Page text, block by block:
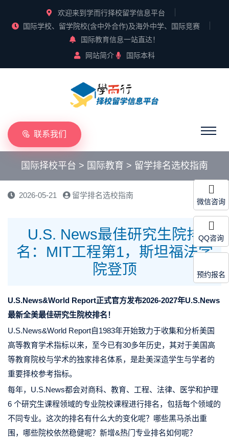
欢迎来到学而行择校留学信息平台
国际学校、留学院校(含中外合作)及海外中学、国际竞赛
国际教育信息一站直达！
网站简介
国际本科
联系我们
国际择校平台 > 国际教育 > 留学排名选校指南
2026-05-21 留学排名选校指南
U.S. News最佳研究生院排
名：MIT工程第1，斯坦福法学
院登顶
U.S.News&World Report正式官方发布2026-2027年U.S.News
最新全美最佳研究生院校排名！
U.S.News&World Report自1983年开始致力于收集和分析美国
高等教育学术指标以来，至今已有30多年历史，其对于美国高
等教育院校与学术的独家排名体系，是赴美深造学生与学者的
重要择校参考指标。
每年，U.S.News都会对商科、教育、工程、法律、医学和护理
6 个研究生课程领域的专业院校课程进行排名，包括每个领域的
不同专业。 这次的排名有什么大的变化呢？哪些黑马杀出重
围，哪些院校依然稳健呢？新增&热门专业排名如何呢？
微信咨询
QQ咨询
预约报名